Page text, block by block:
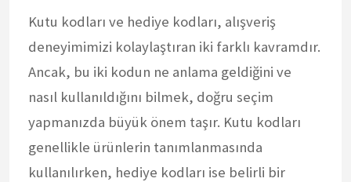
Kutu kodları ve hediye kodları, alışveriş
deneyimimizi kolaylaştıran iki farklı kavramdır.
Ancak, bu iki kodun ne anlama geldiğini ve
nasıl kullanıldığını bilmek, doğru seçim
yapmanızda büyük önem taşır. Kutu kodları
genellikle ürünlerin tanımlanmasında
kullanılırken, hediye kodları ise belirli bir